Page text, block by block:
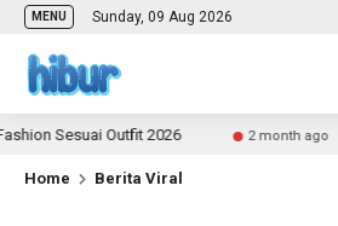
MENU Sunday, 09 Aug 2026
Outfit 2026 2 month ago Yuk
Home Berita Viral